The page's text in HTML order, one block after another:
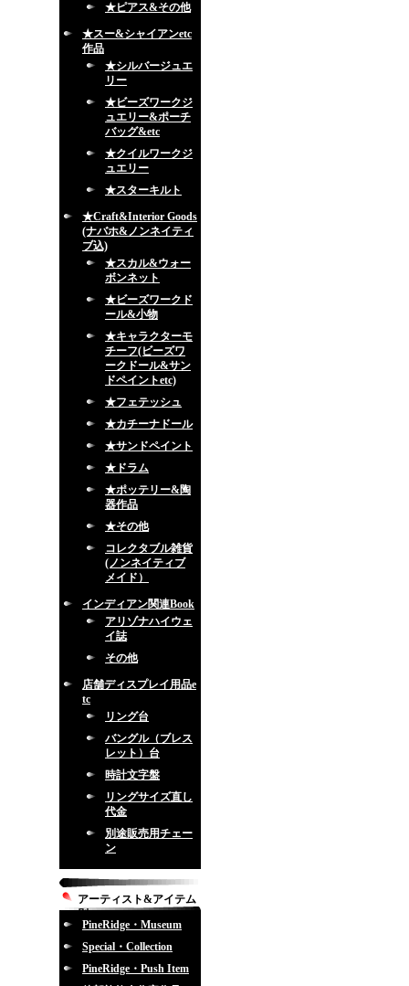
★ピアス&その他
★スー&シャイアンetc
作品
★シルバージュエ
リー
★ビーズワークジ
ュエリー&ポーチ
バッグ&etc
★クイルワークジ
ュエリー
★スターキルト
★Craft&Interior Goods
(ナバホ&ノンネイティ
ブ込)
★スカル&ウォー
ボンネット
★ビーズワークド
ール&小物
★キャラクターモ
チーフ(ビーズワ
ークドール&サン
ドペイントetc)
★フェテッシュ
★カチーナドール
★サンドペイント
★ドラム
★ポッテリー&陶
器作品
★その他
コレクタブル雑貨
(ノンネイティブ
メイド）
インディアン関連Book
アリゾナハイウェ
イ誌
その他
店舗ディスプレイ用品e
tc
リング台
バングル（ブレス
レット）台
時計文字盤
リングサイズ直し
代金
別途販売用チェー
ン
アーティスト&アイテム
別
PineRidge・Museum
Special・Collection
PineRidge・Push Item